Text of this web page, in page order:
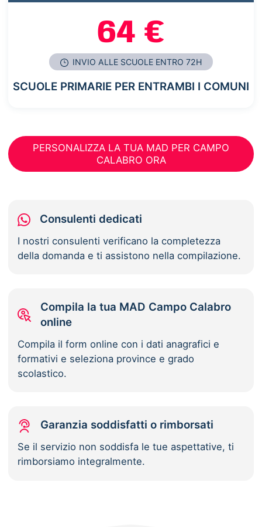
64 €
INVIO ALLE SCUOLE ENTRO 72H
SCUOLE PRIMARIE PER ENTRAMBI I COMUNI
PERSONALIZZA LA TUA MAD PER CAMPO
CALABRO ORA
Consulenti dedicati
I nostri consulenti verificano la completezza
della domanda e ti assistono nella compilazione.
Compila la tua MAD Campo Calabro
online
Compila il form online con i dati anagrafici e
formativi e seleziona province e grado
scolastico.
Garanzia soddisfatti o rimborsati
Se il servizio non soddisfa le tue aspettative, ti
rimborsiamo integralmente.